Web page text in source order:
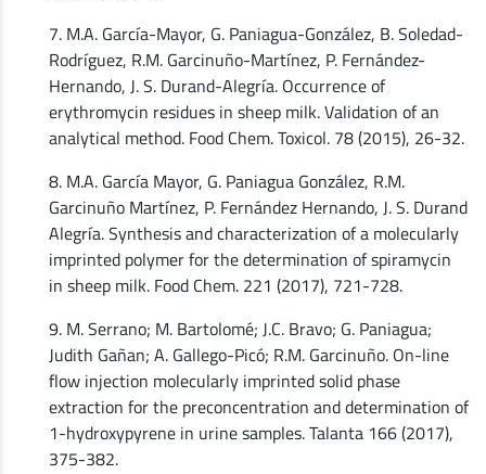
7. M.A. García-Mayor, G. Paniagua-González, B. Soledad-
Rodríguez, R.M. Garcinuño-Martínez, P. Fernández-
Hernando, J. S. Durand-Alegría. Occurrence of
erythromycin residues in sheep milk. Validation of an
analytical method. Food Chem. Toxicol. 78 (2015), 26-32.
8. M.A. García Mayor, G. Paniagua González, R.M.
Garcinuño Martínez, P. Fernández Hernando, J. S. Durand
Alegría. Synthesis and characterization of a molecularly
imprinted polymer for the determination of spiramycin
in sheep milk. Food Chem. 221 (2017), 721-728.
9. M. Serrano; M. Bartolomé; J.C. Bravo; G. Paniagua;
Judith Gañan; A. Gallego-Picó; R.M. Garcinuño. On-line
flow injection molecularly imprinted solid phase
extraction for the preconcentration and determination of
1-hydroxypyrene in urine samples. Talanta 166 (2017),
375-382.